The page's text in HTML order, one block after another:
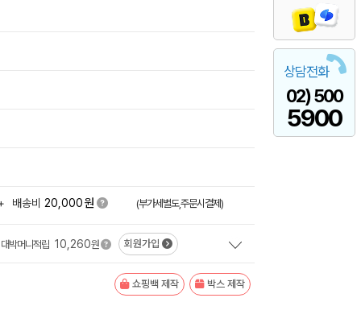
상담전화
02) 500
5900
배송비 20,000원 (부가세별도,주문시결제)
대박머니적립 10,260원 회원가입
쇼핑백 제작 박스 제작